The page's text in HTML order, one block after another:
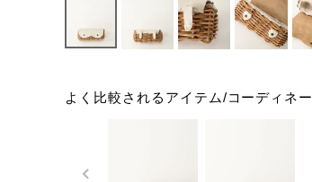
よく比較されるアイテム/コーディネ